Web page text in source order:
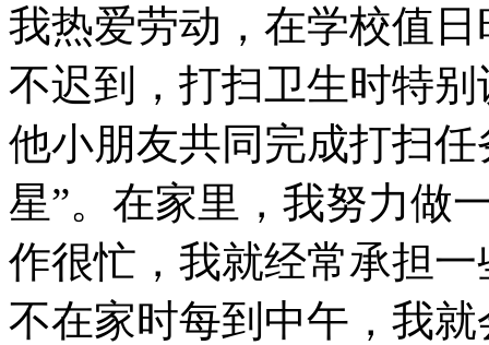
我热爱劳动，在学校值
不迟到，打扫卫生时特
他小朋友共同完成打扫
星”。在家里，我努力做
作很忙，我就经常承担
不在家时每到中午，我